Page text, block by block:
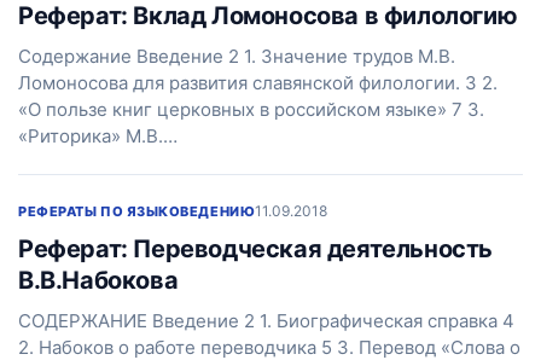
Реферат: Вклад Ломоносова в филологию
Содержание Введение 2 1. Значение трудов М.В.
Ломоносова для развития славянской филологии. 3 2.
«О пользе книг церковных в российском языке» 7 3.
«Риторика» М.В.…
РЕФЕРАТЫ ПО ЯЗЫКОВЕДЕНИЮ11.09.2018
Реферат: Переводческая деятельность
В.В.Набокова
СОДЕРЖАНИЕ Введение 2 1. Биографическая справка 4
2. Набоков о работе переводчика 5 3. Перевод «Слова о